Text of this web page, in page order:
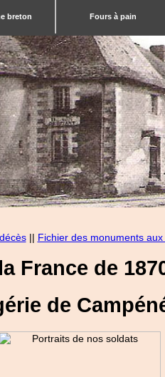
breton Fours à pain
|| Fichier des monuments
France de
de